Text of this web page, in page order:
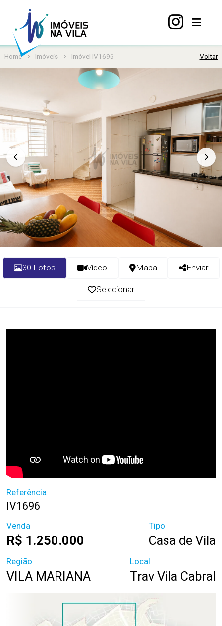
Home
Imóveis
Vila
Sobre
Contato
Home Imóveis Imóvel IV1696 Voltar
30 Fotos Vídeo Mapa Enviar
Selecionar
Referência
IV1696
Venda
R$ 1.250.000
Tipo
Casa de Vila
Região
VILA MARIANA
Local
Trav Vila Cabral